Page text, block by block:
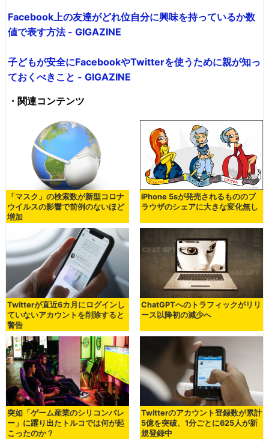
Facebook上の友達がどれ位自分に興味を持っているか数
値で表す方法 - GIGAZINE
子どもが安全にFacebookやTwitterを使うために親が知っ
ておくべきこと - GIGAZINE
・関連コンテンツ
「マスク」の検索数が新型コロナ
ウイルスの影響で前例のないほど
増加
iPhone 5sが発売されるもののブ
ラウザのシェアに大きな変化無し
Twitterが直近6カ月にログインし
ていないアカウントを削除すると
警告
ChatGPTへのトラフィックがリリ
ース以降初の減少へ
突如「ゲーム産業のシリコンバレ
ー」に躍り出たトルコでは何が起
こったのか？
Twitterのアカウント登録数が累計
5億を突破、1分ごとに625人が新
規登録中